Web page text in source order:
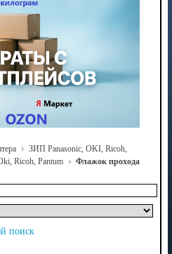
ЗИП Panasonic, OKI, Ricoh,
Ricoh, Pantum
Флажок прохода
поиск